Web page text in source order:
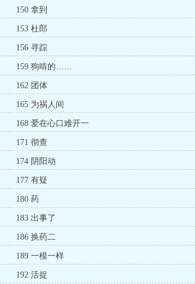
150 拿到
153 杜郎
156 寻踪
159 狗啃的……
162 团体
165 为祸人间
168 爱在心口难开一
171 彻查
174 阴阳动
177 有疑
180 药
183 出事了
186 换药二
189 一模一样
192 活捉